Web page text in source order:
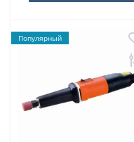
Популярный